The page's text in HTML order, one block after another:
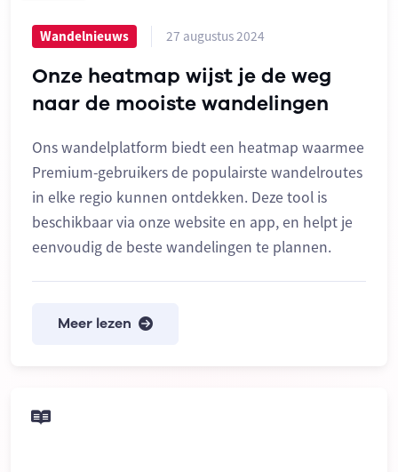
Wandelnieuws 27 augustus 2024
Onze heatmap wijst je de weg
naar de mooiste wandelingen
Ons wandelplatform biedt een heatmap waarmee
Premium-gebruikers de populairste wandelroutes
in elke regio kunnen ontdekken. Deze tool is
beschikbaar via onze website en app, en helpt je
eenvoudig de beste wandelingen te plannen.
Meer lezen